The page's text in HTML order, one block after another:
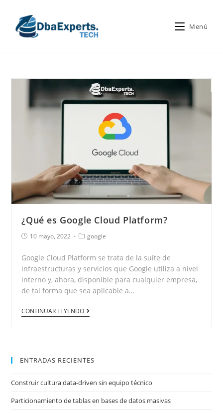
Menú
¿Qué es Google Cloud Platform?
10 mayo, 2022 google
Google Cloud Platform se trata de la suite de
infraestructuras y servicios que Google utiliza a nivel
interno y, ahora, disponible para cualquier empresa,
de tal forma que sea aplicable a…
CONTINUAR LEYENDO
ENTRADAS RECIENTES
Construir cultura data-driven sin equipo técnico
Particionamiento de tablas en bases de datos masivas